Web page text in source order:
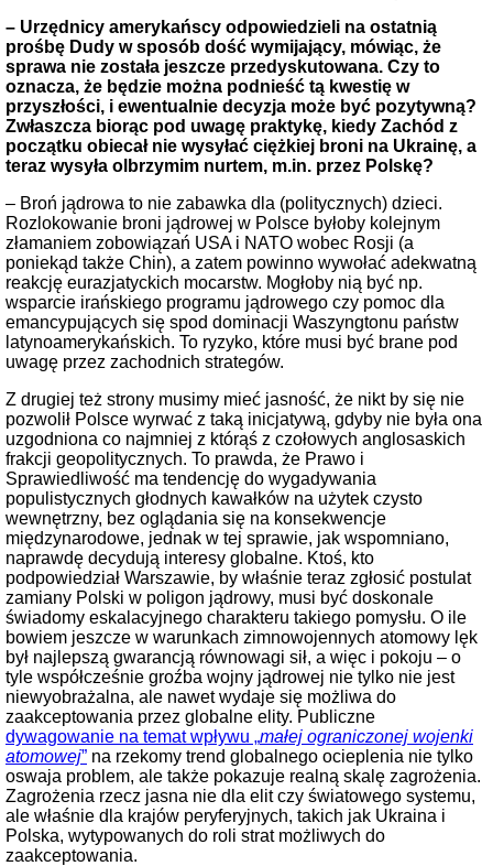
– Urzędnicy amerykańscy odpowiedzieli na ostatnią
prośbę Dudy w sposób dość wymijający, mówiąc, że
sprawa nie została jeszcze przedyskutowana. Czy to
oznacza, że będzie można podnieść tą kwestię w
przyszłości, i ewentualnie decyzja może być pozytywną?
Zwłaszcza biorąc pod uwagę praktykę, kiedy Zachód z
początku obiecał nie wysyłać ciężkiej broni na Ukrainę, a
teraz wysyła olbrzymim nurtem, m.in. przez Polskę?
– Broń jądrowa to nie zabawka dla (politycznych) dzieci.
Rozlokowanie broni jądrowej w Polsce byłoby kolejnym
złamaniem zobowiązań USA i NATO wobec Rosji (a
poniekąd także Chin), a zatem powinno wywołać adekwatną
reakcję eurazjatyckich mocarstw. Mogłoby nią być np.
wsparcie irańskiego programu jądrowego czy pomoc dla
emancypujących się spod dominacji Waszyngtonu państw
latynoamerykańskich. To ryzyko, które musi być brane pod
uwagę przez zachodnich strategów.
Z drugiej też strony musimy mieć jasność, że nikt by się nie
pozwolił Polsce wyrwać z taką inicjatywą, gdyby nie była ona
uzgodniona co najmniej z którąś z czołowych anglosaskich
frakcji geopolitycznych. To prawda, że Prawo i
Sprawiedliwość ma tendencję do wygadywania
populistycznych głodnych kawałków na użytek czysto
wewnętrzny, bez oglądania się na konsekwencje
międzynarodowe, jednak w tej sprawie, jak wspomniano,
naprawdę decydują interesy globalne. Ktoś, kto
podpowiedział Warszawie, by właśnie teraz zgłosić postulat
zamiany Polski w poligon jądrowy, musi być doskonale
świadomy eskalacyjnego charakteru takiego pomysłu. O ile
bowiem jeszcze w warunkach zimnowojennych atomowy lęk
był najlepszą gwarancją równowagi sił, a więc i pokoju – o
tyle współcześnie groźba wojny jądrowej nie tylko nie jest
niewyobrażalna, ale nawet wydaje się możliwa do
zaakceptowania przez globalne elity. Publiczne
dywagowanie na temat wpływu „małej ograniczonej wojenki
atomowej” na rzekomy trend globalnego ocieplenia nie tylko
oswaja problem, ale także pokazuje realną skalę zagrożenia.
Zagrożenia rzecz jasna nie dla elit czy światowego systemu,
ale właśnie dla krajów peryferyjnych, takich jak Ukraina i
Polska, wytypowanych do roli strat możliwych do
zaakceptowania.